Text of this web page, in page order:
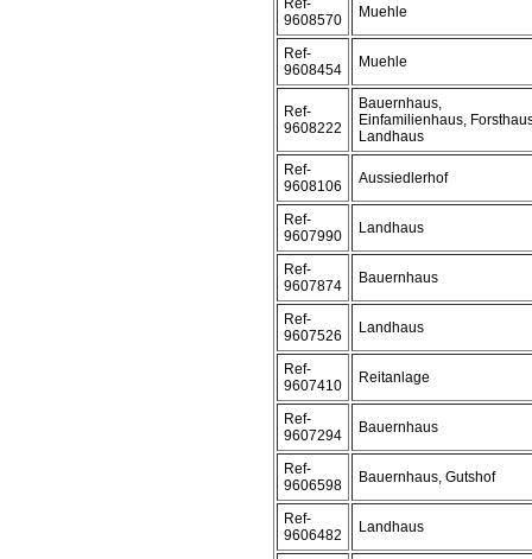
Ref-
9608570
Muehle
Ref-
9608454
Muehle
Ref-
9608222
Bauernhaus,
Einfamilienhaus,
Landhaus
Ref-
9608106
Aussiedlerhof
Ref-
9607990
Landhaus
Ref-
9607874
Bauernhaus
Ref-
9607526
Landhaus
Ref-
9607410
Reitanlage
Ref-
9607294
Bauernhaus
Ref-
9606598
Bauernhaus, Gutshof
Ref-
9606482
Landhaus